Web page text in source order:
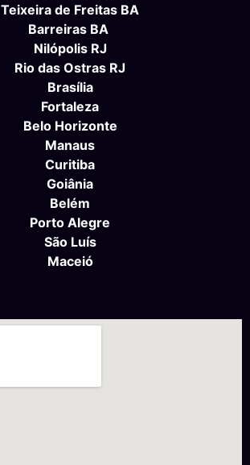
Teixeira de Freitas BA
Barreiras BA
Nilópolis RJ
Rio das Ostras RJ
Brasília
Fortaleza
Belo Horizonte
Manaus
Curitiba
Goiânia
Belém
Porto Alegre
São Luís
Maceió